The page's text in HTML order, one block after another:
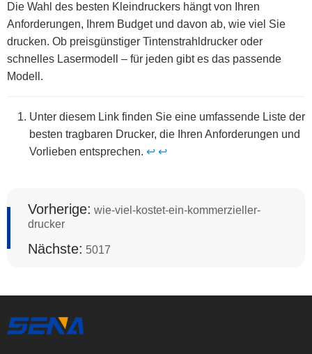
Die Wahl des besten Kleindruckers hängt von Ihren
Anforderungen, Ihrem Budget und davon ab, wie viel Sie
drucken. Ob preisgünstiger Tintenstrahldrucker oder
schnelles Lasermodell – für jeden gibt es das passende
Modell.
Unter diesem Link finden Sie eine umfassende Liste der
besten tragbaren Drucker, die Ihren Anforderungen und
Vorlieben entsprechen. ↩ ↩
Vorherige: wie-viel-kostet-ein-kommerzieller-
drucker
Nächste: 5017